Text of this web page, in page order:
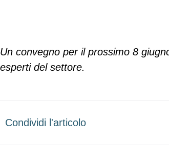
Un convegno per il prossimo 8
esperti del settore.
Condividi l'articolo